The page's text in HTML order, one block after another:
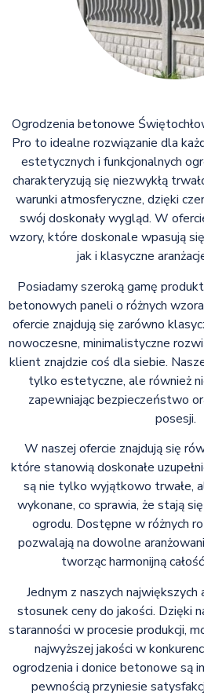
Ogrodzenia betonowe
Pro to idealne rozwiązanie dla
estetycznych i funkcjonalnych
charakteryzują się niezwykłą
warunki atmosferyczne, dzięki
swój doskonały wygląd. W
wzory, które doskonale wpasują
jak i klasyczne
Posiadamy szeroką gamę
betonowych paneli o różnych
ofercie znajdują się zarówno
nowoczesne, minimalistyczne
klient znajdzie coś dla siebie.
tylko estetyczne, ale również
zapewniając bezpieczeństwo
posesji.
W naszej ofercie znajdują się
które stanowią doskonałe
są nie tylko wyjątkowo trwałe,
wykonane, co sprawia, że stają
ogrodu. Dostępne w różnych
pozwalają na dowolne
tworząc harmonijną
Jednym z naszych
stosunek ceny do jakości. Dzięki
staranności w procesie produkcji,
najwyższej jakości w
ogrodzenia i donice betonowe są
pewnością przyniesie